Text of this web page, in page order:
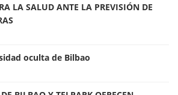
LA SALUD ANTE LA PREVISIÓN DE
oculta de Bilbao